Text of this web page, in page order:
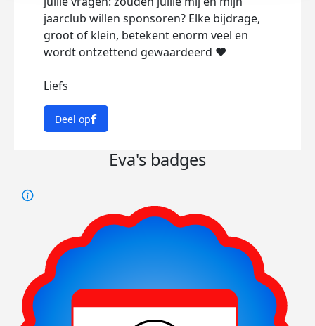
jaarclub willen sponsoren? Elke bijdrage,
groot of klein, betekent enorm veel en
wordt ontzettend gewaardeerd ❤️
Liefs
Deel op
Eva's badges